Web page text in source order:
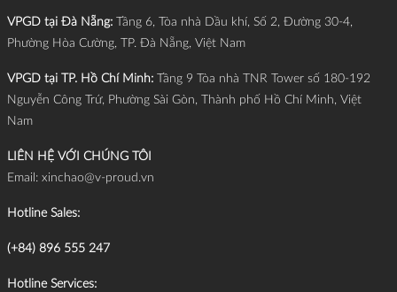
VPGD tại Đà Nẵng: Tầng 6, Tòa nhà Dầu khí, Số 2, Đường 30-4,
Phường Hòa Cường, TP. Đà Nẵng, Việt Nam
VPGD tại TP. Hồ Chí Minh:
Tầng 9 Tòa nhà TNR Tower số 180-192
Nguyễn Công Trứ, Phường Sài Gòn, Thành phố Hồ Chí Minh, Việt
Nam
LIÊN HỆ VỚI CHÚNG TÔI
Email: xinchao@v-proud.vn
Hotline Sales:
(+84) 896 555 247
Hotline Services: